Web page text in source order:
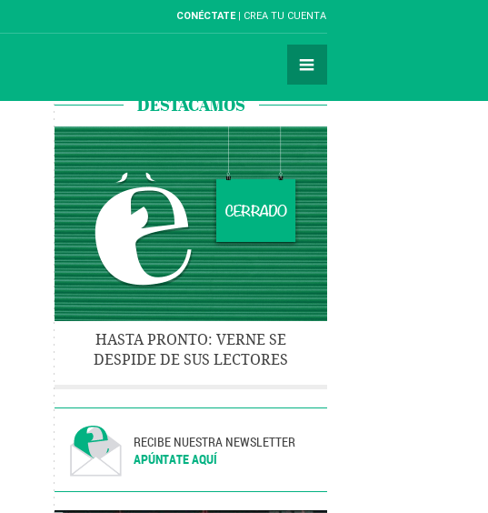
CONÉCTATE CREA TU CUENTA
DESTACAMOS
HASTA PRONTO: VERNE SE
DESPIDE DE SUS LECTORES
RECIBE NUESTRA NEWSLETTER
APÚNTATE AQUÍ